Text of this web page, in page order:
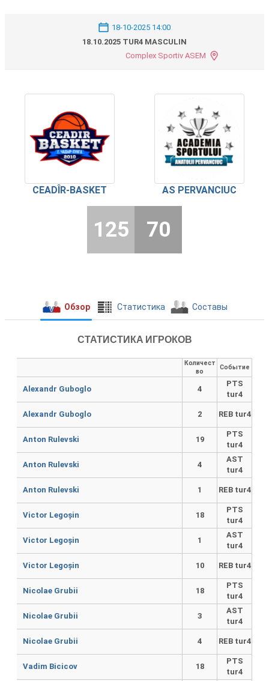
18-10-2025 14:00
18.10.2025 TUR4 MASCULIN
Complex Sportiv ASEM
CEADÎR-BASKET AS PERVANCIUC
125 70
Обзор Cтатистика Составы
СТАТИСТИКА ИГРОКОВ
Количест
во
Событие
Alexandr Guboglo 4
PTS
tur4
Alexandr Guboglo 2 REB tur4
Anton Rulevski 19
PTS
tur4
Anton Rulevski 4
AST
tur4
Anton Rulevski 1 REB tur4
Victor Legoșin 18
PTS
tur4
Victor Legoșin 1
AST
tur4
Victor Legoșin 10 REB tur4
Nicolae Grubii 18
PTS
tur4
Nicolae Grubii 3
AST
tur4
Nicolae Grubii 4 REB tur4
Vadim Bicicov 18
PTS
tur4